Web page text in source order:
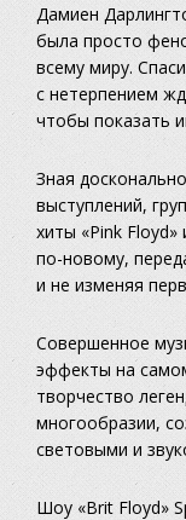
Дамиен
была просто
всему миру.
с нетерпением
чтобы показать
Зная
выступлений,
хиты «Pink Floyd»
по-новому,
и не изменяя
Совершенное
эффекты на
творчество
многообразии,
световыми и
Шоу «Brit Floyd»